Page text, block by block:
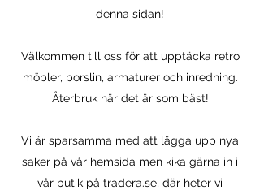
denna sidan!
Välkommen till oss för att upptäcka retro
möbler, porslin, armaturer och inredning.
Återbruk när det är som bäst!
Vi är sparsamma med att lägga upp nya
saker på vår hemsida men kika gärna in i
vår butik på tradera.se, där heter vi